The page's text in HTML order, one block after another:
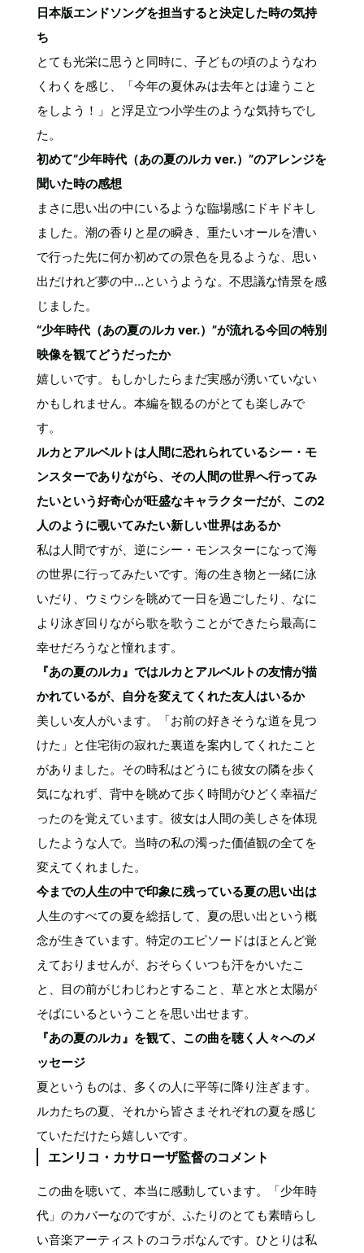
日本版エンドソングを担当すると決定した時の気持
ち
とても光栄に思うと同時に、子どもの頃のようなわ
くわくを感じ、「今年の夏休みは去年とは違うこと
をしよう！」と浮足立つ小学生のような気持ちでし
た。
初めて“少年時代（あの夏のルカ ver.）”のアレンジを
聞いた時の感想
まさに思い出の中にいるような臨場感にドキドキし
ました。潮の香りと星の瞬き、重たいオールを漕い
で行った先に何か初めての景色を見るような、思い
出だけれど夢の中…というような。不思議な情景を感
じました。
“少年時代（あの夏のルカ ver.）”が流れる今回の特別
映像を観てどうだったか
嬉しいです。もしかしたらまだ実感が湧いていない
かもしれません。本編を観るのがとても楽しみで
す。
ルカとアルベルトは人間に恐れられているシー・モ
ンスターでありながら、その人間の世界へ行ってみ
たいという好奇心が旺盛なキャラクターだが、この2
人のように覗いてみたい新しい世界はあるか
私は人間ですが、逆にシー・モンスターになって海
の世界に行ってみたいです。海の生き物と一緒に泳
いだり、ウミウシを眺めて一日を過ごしたり、なに
より泳ぎ回りながら歌を歌うことができたら最高に
幸せだろうなと憧れます。
『あの夏のルカ』ではルカとアルベルトの友情が描
かれているが、自分を変えてくれた友人はいるか
美しい友人がいます。「お前の好きそうな道を見つ
けた」と住宅街の寂れた裏道を案内してくれたこと
がありました。その時私はどうにも彼女の隣を歩く
気になれず、背中を眺めて歩く時間がひどく幸福だ
ったのを覚えています。彼女は人間の美しさを体現
したような人で。当時の私の濁った価値観の全てを
変えてくれました。
今までの人生の中で印象に残っている夏の思い出は
人生のすべての夏を総括して、夏の思い出という概
念が生きています。特定のエピソードはほとんど覚
えておりませんが、おそらくいつも汗をかいたこ
と、目の前がじわじわとすること、草と水と太陽が
そばにいるということを思い出せます。
『あの夏のルカ』を観て、この曲を聴く人々へのメ
ッセージ
夏というものは、多くの人に平等に降り注ぎます。
ルカたちの夏、それから皆さまそれぞれの夏を感じ
ていただけたら嬉しいです。
エンリコ・カサローザ監督のコメント
この曲を聴いて、本当に感動しています。「少年時
代」のカバーなのですが、ふたりのとても素晴らし
い音楽アーティストのコラボなんです。ひとりは私